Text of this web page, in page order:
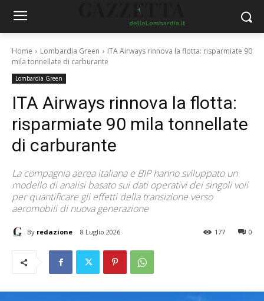
Home Lombardia Green
ITA Airways rinnova la flotta: risparmiate 90
mila tonnellate di carburante
Lombardia Green
ITA Airways rinnova la flotta:
risparmiate 90 mila tonnellate
di carburante
La compagnia aerea italiana e BIP hanno sviluppato un
modello di analisi basato sui dati operativi dei singoli voli
per quantificare gli effetti della transizione verso
aeromobili di nuova generazione
By redazione 8 Luglio 2026 0
177